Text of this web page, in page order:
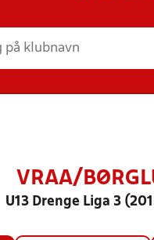
VRAA/
U13 Drenge Liga 3